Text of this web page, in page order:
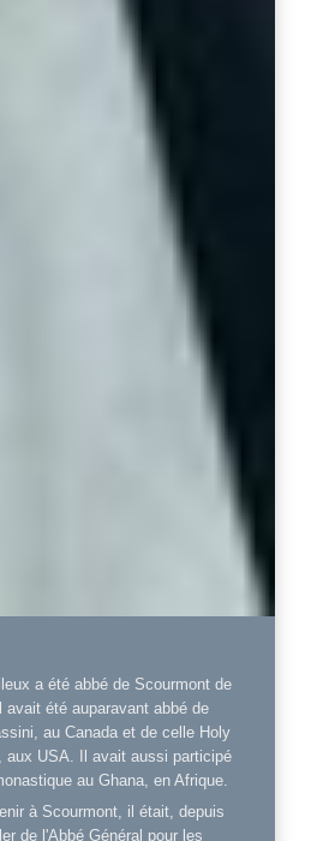
a été abbé de Scourmont de
avait été auparavant abbé de
au Canada et de celle Holy
aux USA. Il avait aussi participé
au Ghana, en Afrique.
à Scourmont, il était, depuis
de l'Abbé Général pour les